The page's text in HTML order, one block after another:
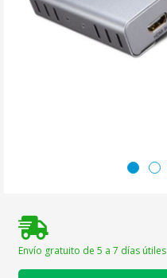
Envío gratuito de 5 a 7 días útiles